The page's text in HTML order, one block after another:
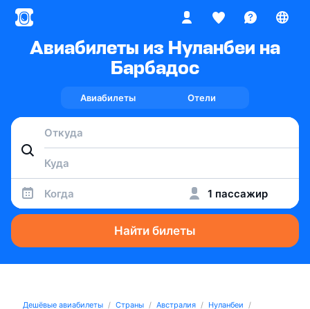
Авиабилеты из Нуланбеи на
Барбадос
Авиабилеты Отели
Когда 1 пассажир
Найти билеты
Дешёвые авиабилеты Страны Австралия
Нуланбеи